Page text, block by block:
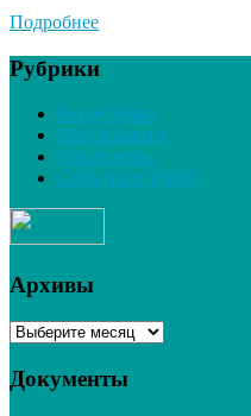
Подробнее
Рубрики
Без рубрики
Мероприятия
Объявление
События в УчКО
Архивы
Архивы
Документы